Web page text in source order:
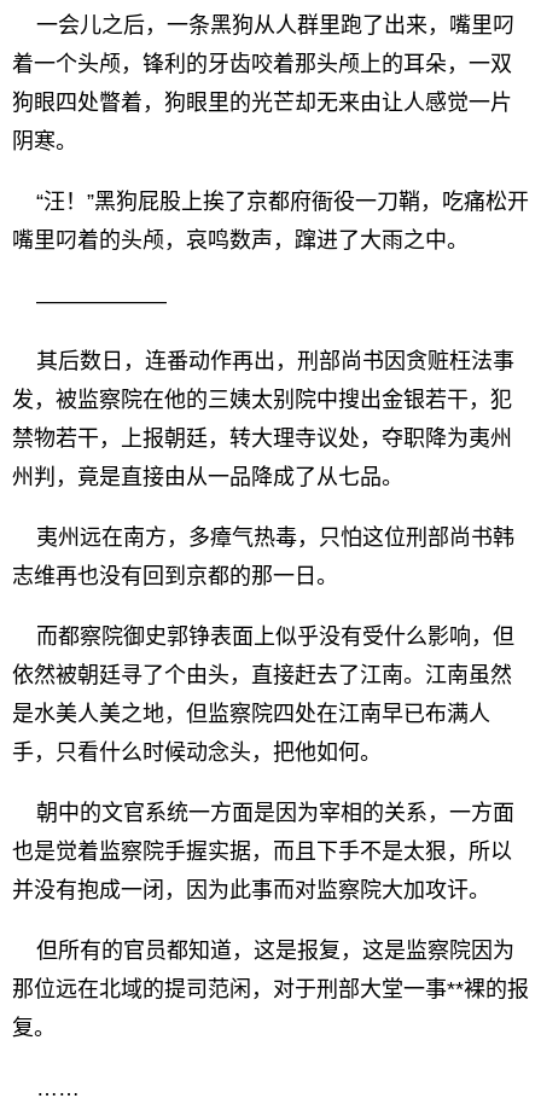
一会儿之后，一条黑狗从人群里跑了出来，嘴里叼
着一个头颅，锋利的牙齿咬着那头颅上的耳朵，一双
狗眼四处瞥着，狗眼里的光芒却无来由让人感觉一片
阴寒。
“汪！”黑狗屁股上挨了京都府衙役一刀鞘，吃痛松开
嘴里叼着的头颅，哀鸣数声，蹿进了大雨之中。
——————
其后数日，连番动作再出，刑部尚书因贪赃枉法事
发，被监察院在他的三姨太别院中搜出金银若干，犯
禁物若干，上报朝廷，转大理寺议处，夺职降为夷州
州判，竟是直接由从一品降成了从七品。
夷州远在南方，多瘴气热毒，只怕这位刑部尚书韩
志维再也没有回到京都的那一日。
而都察院御史郭铮表面上似乎没有受什么影响，但
依然被朝廷寻了个由头，直接赶去了江南。江南虽然
是水美人美之地，但监察院四处在江南早已布满人
手，只看什么时候动念头，把他如何。
朝中的文官系统一方面是因为宰相的关系，一方面
也是觉着监察院手握实据，而且下手不是太狠，所以
并没有抱成一闭，因为此事而对监察院大加攻讦。
但所有的官员都知道，这是报复，这是监察院因为
那位远在北域的提司范闲，对于刑部大堂一事**裸的报
复。
……